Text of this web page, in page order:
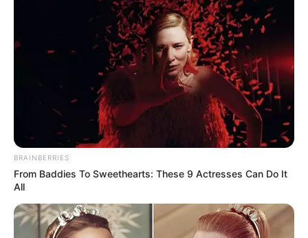
BRAINBERRIES
From Baddies To Sweethearts: These 9 Actresses Can Do It
All